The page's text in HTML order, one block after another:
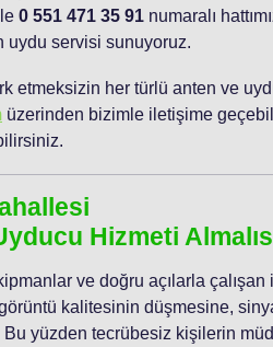
0 551 471 35 91 numaralı
uydu servisi sunuyoruz.
etmeksizin her türlü anten ve
üzerinden bizimle iletişime
Hizmeti
ve doğru açılarla çalışan
kalitesinin düşmesine,
yüzden tecrübesiz kişilerin